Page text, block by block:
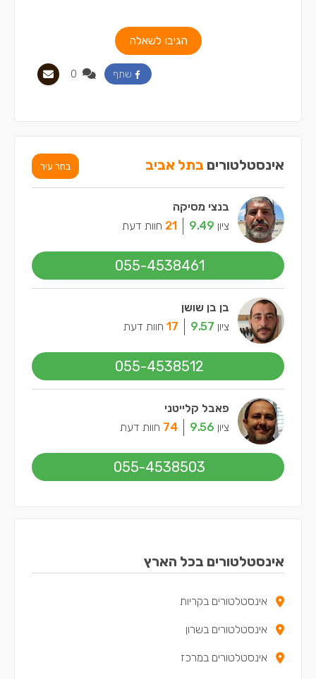
הגיבו לשאלה
שתף
אינסטלטורים בתל אביב בחר עיר
בנצי מסיקה
ציון 9.49
21 חוות דעת
055-4538461
בן בן שושן
ציון 9.57
17 חוות דעת
055-4538512
פאבל קלייטני
ציון 9.56
74 חוות דעת
055-4538503
אינסטלטורים בכל הארץ
אינסטלטורים בקריות
אינסטלטורים בשרון
אינסטלטורים במרכז